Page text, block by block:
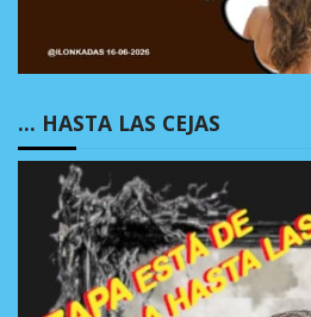
… HASTA LAS CEJAS